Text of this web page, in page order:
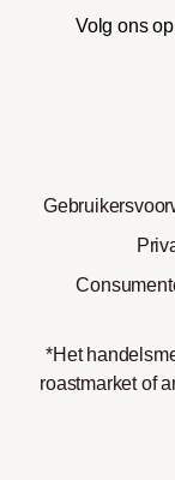
Volg ons
*Het
roastmarket of